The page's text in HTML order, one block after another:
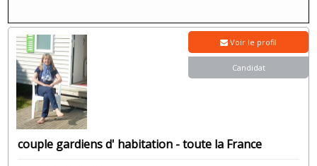
couple gardiens d' habitation - toute la France
Voir le profil
Candidat